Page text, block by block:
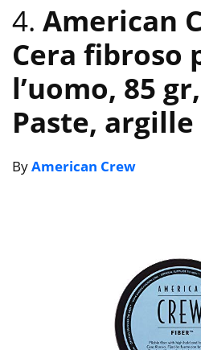
4. American
Cera fibroso
l’uomo, 85
Paste, argille
ByAmerican Crew